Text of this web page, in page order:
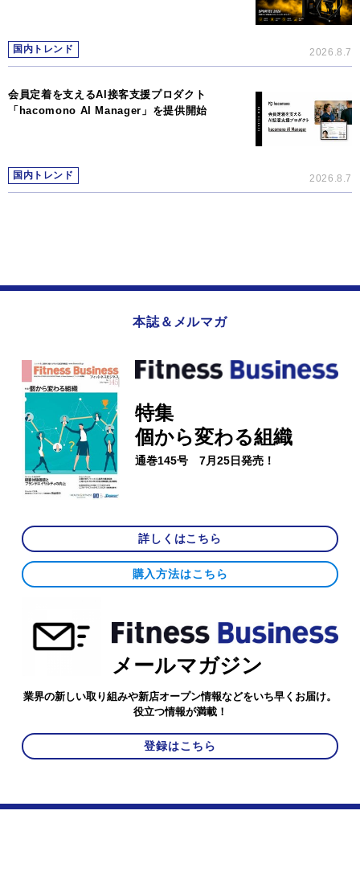
国内トレンド 2026.8.7
会員定着を支えるAI接客支援プロダクト
「hacomono AI Manager」を提供開始
国内トレンド 2026.8.7
本誌＆メルマガ
特集
個から変わる組織
通巻145号 7月25日発売！
詳しくはこちら
購入方法はこちら
メールマガジン
業界の新しい取り組みや新店オープン情報などをいち早くお届け。
役立つ情報が満載！
登録はこちら